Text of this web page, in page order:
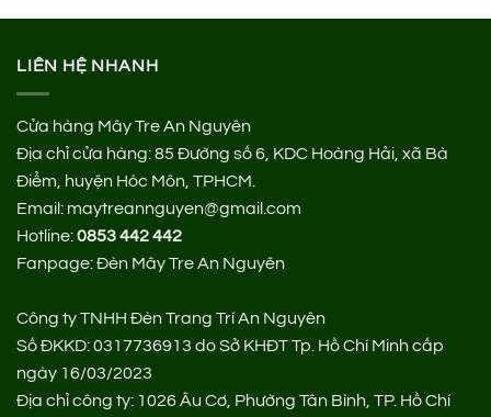
LIÊN HỆ NHANH
Cửa hàng Mây Tre An Nguyên
Địa chỉ cửa hàng:85 Đường số 6, KDC Hoàng Hải, xã Bà
Điểm, huyện Hóc Môn, TPHCM.
Email: maytreannguyen@gmail.com
Hotline:0853 442 442
Fanpage:Đèn Mây Tre An Nguyên
Công ty TNHH Đèn Trang Trí An Nguyên
Số ĐKKD: 0317736913 do Sở KHĐT Tp. Hồ Chí Minh cấp
ngày 16/03/2023
Địa chỉ công ty: 1026 Âu Cơ, Phường Tân Bình, TP. Hồ Chí